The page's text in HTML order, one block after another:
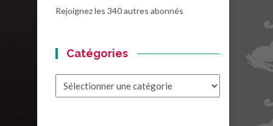
Rejoignez les 340 autres abonnés
Catégories